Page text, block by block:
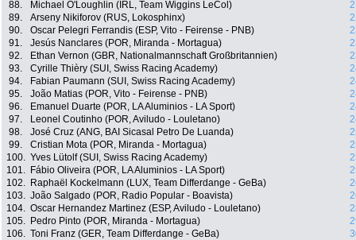
88.
Michael O'Loughlin (IRL, Team Wiggins LeCol)
89.
Arseny Nikiforov (RUS, Lokosphinx)
90.
Oscar Pelegri Ferrandis (ESP, Vito - Feirense - PNB)
91.
Jesús Nanclares (POR, Miranda - Mortagua)
92.
Ethan Vernon (GBR, Nationalmannschaft Großbritannien)
93.
Cyrille Thièry (SUI, Swiss Racing Academy)
94.
Fabian Paumann (SUI, Swiss Racing Academy)
95.
João Matias (POR, Vito - Feirense - PNB)
96.
Emanuel Duarte (POR, LA Aluminios - LA Sport)
97.
Leonel Coutinho (POR, Aviludo - Louletano)
98.
José Cruz (ANG, BAI Sicasal Petro De Luanda)
99.
Cristian Mota (POR, Miranda - Mortagua)
100. Yves Lütolf (SUI, Swiss Racing Academy)
101.
Fábio Oliveira (POR, LA Aluminios - LA Sport)
102.
Raphaël Kockelmann (LUX, Team Differdange - GeBa)
103. João Salgado (POR, Radio Popular - Boavista)
104. Oscar Hernandez Martinez (ESP, Aviludo - Louletano)
105.
Pedro Pinto (POR, Miranda - Mortagua)
106. Toni Franz (GER, Team Differdange - GeBa)